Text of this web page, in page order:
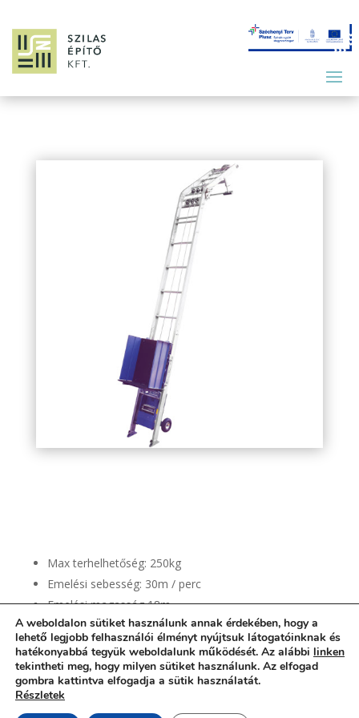
Max terhelhetőség: 250kg
Emelési sebesség: 30m / perc
Emelési magasság 18m
Elektromos motor: 1,3 kW /220V
A weboldalon sütiket használunk annak érdekében, hogy a
lehető legjobb felhasználói élményt nyújtsuk látogatóinknak és
hatékonyabbá tegyük weboldalunk működését. Az alábbi linken
tekintheti meg, hogy milyen sütiket használunk. Az elfogad
gombra kattintva elfogadja a sütik használatát.
Részletek